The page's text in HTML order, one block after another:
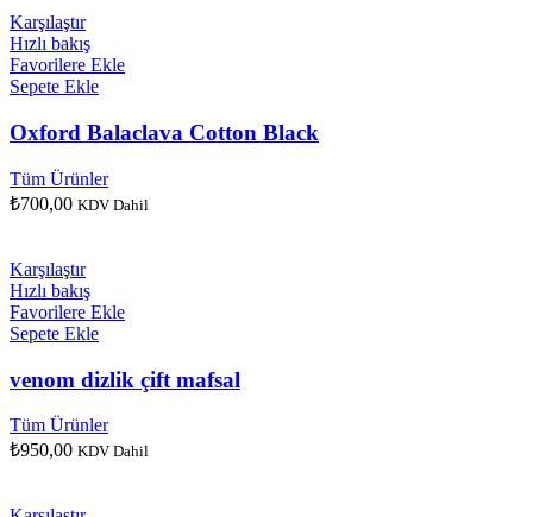
Karşılaştır
Hızlı bakış
Favorilere Ekle
Sepete Ekle
Oxford Balaclava Cotton Black
Tüm Ürünler
₺700,00 KDV Dahil
Karşılaştır
Hızlı bakış
Favorilere Ekle
Sepete Ekle
venom dizlik çift mafsal
Tüm Ürünler
₺950,00 KDV Dahil